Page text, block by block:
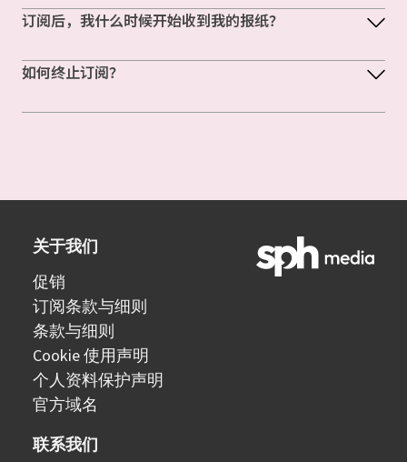
订阅后，我什么时候开始收到我的报纸？
如何终止订阅？
关于我们
促销
订阅条款与细则
条款与细则
Cookie 使用声明
个人资料保护声明
官方域名
联系我们